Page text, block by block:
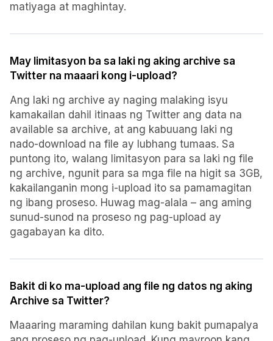
matiyaga at maghintay.
May limitasyon ba sa laki ng aking archive sa
Twitter na maaari kong i-upload?
Ang laki ng archive ay naging malaking isyu
kamakailan dahil itinaas ng Twitter ang data na
available sa archive, at ang kabuuang laki ng
nado-download na file ay lubhang tumaas. Sa
puntong ito, walang limitasyon para sa laki ng file
ng archive, ngunit para sa mga file na higit sa 3GB,
kakailanganin mong i-upload ito sa pamamagitan
ng ibang proseso. Huwag mag-alala – ang aming
sunud-sunod na proseso ng pag-upload ay
gagabayan ka dito.
Bakit di ko ma-upload ang file ng datos ng aking
Archive sa Twitter?
Maaaring maraming dahilan kung bakit pumapalya